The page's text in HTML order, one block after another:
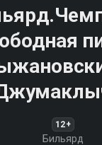
12+
Бильярд